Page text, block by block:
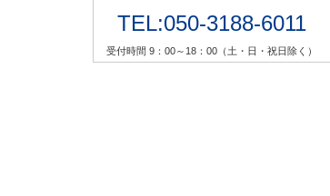
TEL:050-3188-6011
受付時間 9：00～18：00（土・日・祝日除く）